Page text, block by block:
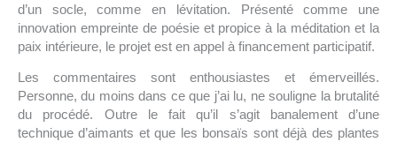
d’un socle, comme en lévitation. Présenté comme une
innovation empreinte de poésie et propice à la méditation et la
paix intérieure, le projet est en appel à financement participatif.
Les commentaires sont enthousiastes et émerveillés.
Personne, du moins dans ce que j’ai lu, ne souligne la brutalité
du procédé. Outre le fait qu’il s’agit banalement d’une
technique d’aimants et que les bonsaïs sont déjà des plantes